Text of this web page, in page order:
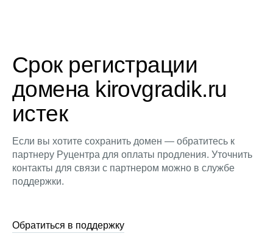
Срок регистрации
домена kirovgradik.ru
истек
Если вы хотите сохранить домен — обратитесь к
партнеру Руцентра для оплаты продления. Уточнить
контакты для связи с партнером можно в службе
поддержки.
Обратиться в поддержку